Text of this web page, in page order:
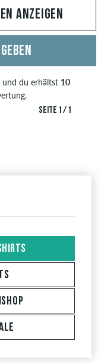
SEITE 1 / 1
ANZEIGEN
du erhältst 10